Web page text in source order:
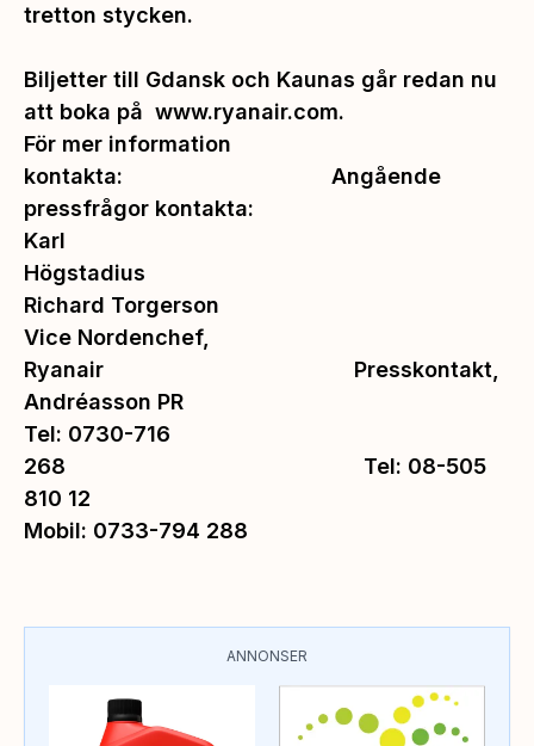
tretton stycken.
Biljetter till Gdansk och Kaunas går redan nu
att boka på www.ryanair.com.
För mer information
kontakta: Angående
pressfrågor kontakta:
Karl
Högstadius
Richard Torgerson
Vice Nordenchef,
Ryanair Presskontakt,
Andréasson PR
Tel: 0730-716
268 Tel: 08-505
810 12
Mobil: 0733-794 288
ANNONSER